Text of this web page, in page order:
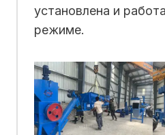
установлена и
режиме.